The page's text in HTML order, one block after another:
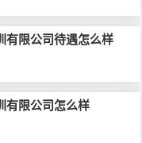
有限公司待遇怎么样
有限公司怎么样